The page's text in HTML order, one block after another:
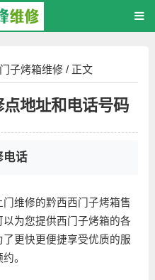
子烤箱维修/ 正文
地址和电话号码
电话
维修的黔西西门子烤箱售
为您提供西门子烤箱的各
更快更便捷享受优质的服
。